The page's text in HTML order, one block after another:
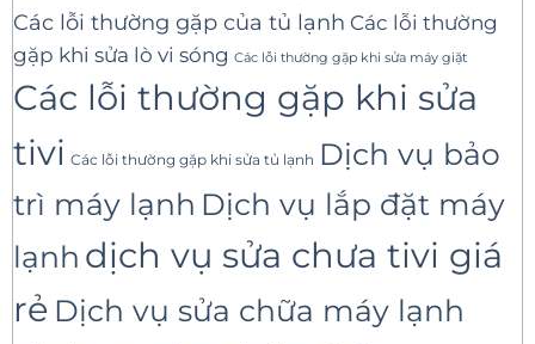
Các lỗi thường gặp của tủ lạnh Các lỗi thường
gặp khi sửa lò vi sóng Các lỗi thường gặp khi sửa máy giặt
Các lỗi thường gặp khi sửa
tivi Các lỗi thường gặp khi sửa tủ lạnh Dịch vụ bảo
trì máy lạnh Dịch vụ lắp đặt máy
lạnh dịch vụ sửa chưa tivi giá
rẻ Dịch vụ sửa chữa máy lạnh